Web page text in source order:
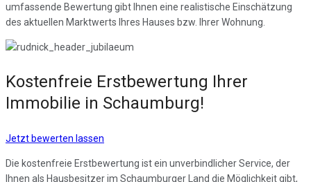
umfassende Bewertung gibt Ihnen eine realistische Einschätzung
des aktuellen Marktwerts Ihres Hauses bzw. Ihrer Wohnung.
Kostenfreie Erstbewertung Ihrer
Immobilie in Schaumburg!
Jetzt bewerten lassen
Die kostenfreie Erstbewertung ist ein unverbindlicher Service, der
Ihnen als Hausbesitzer im Schaumburger Land die Möglichkeit gibt,